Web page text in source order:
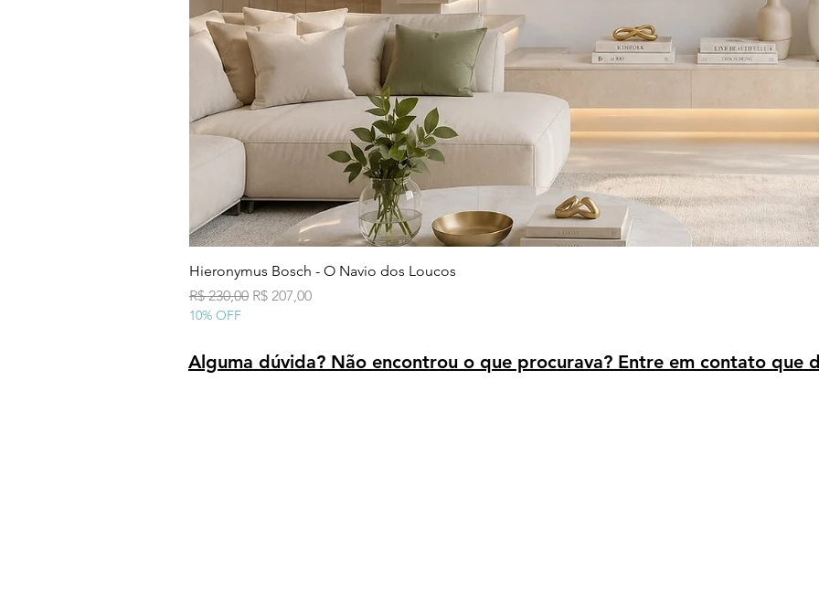
Hieronymus Bosch - O Navio dos Loucos
Preço normal
R$ 230,00 Preço promocional
R$ 207,00
10% OFF
Alguma dúvida? Não encontrou o que procurava? Entre em contato que